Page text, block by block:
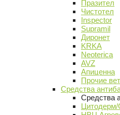
Празител
Чистотел
Inspector
Supramil
Диронет
KRKA
Neoterica
AVZ
Апиценна
Прочие
Средства
Средства
Цитодерм/